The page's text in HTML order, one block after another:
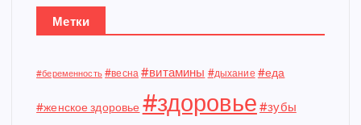
Метки
#беременность #весна #витамины #дыхание #еда
#женское здоровье #здоровье #зубы